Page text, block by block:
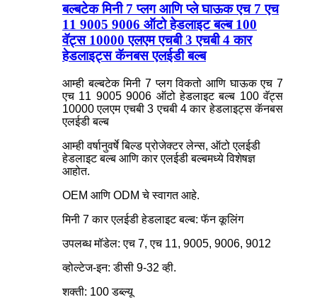
बल्बटेक मिनी 7 प्लग आणि प्ले घाऊक एच 7 एच
11 9005 9006 ऑटो हेडलाइट बल्ब 100
वॅट्स 10000 एलएम एचबी 3 एचबी 4 कार
हेडलाइट्स कॅनबस एलईडी बल्ब
आम्ही बल्बटेक मिनी 7 प्लग विकतो आणि घाऊक एच 7
एच 11 9005 9006 ऑटो हेडलाइट बल्ब 100 वॅट्स
10000 एलएम एचबी 3 एचबी 4 कार हेडलाइट्स कॅनबस
एलईडी बल्ब
आम्ही वर्षानुवर्षे बिल्ड प्रोजेक्टर लेन्स, ऑटो एलईडी
हेडलाइट बल्ब आणि कार एलईडी बल्बमध्ये विशेषज्ञ
आहोत.
OEM आणि ODM चे स्वागत आहे.
मिनी 7 कार एलईडी हेडलाइट बल्ब: फॅन कूलिंग
उपलब्ध मॉडेल: एच 7, एच 11, 9005, 9006, 9012
व्होल्टेज-इन: डीसी 9-32 व्ही.
शक्ती: 100 डब्ल्यू